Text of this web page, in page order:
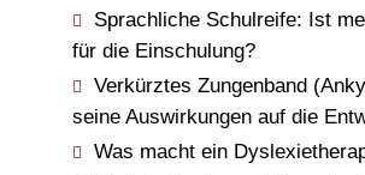
Sprachliche Schulreife: Ist
für die Einschulung?
Verkürztes Zungenband
seine Auswirkungen auf die
Was macht ein